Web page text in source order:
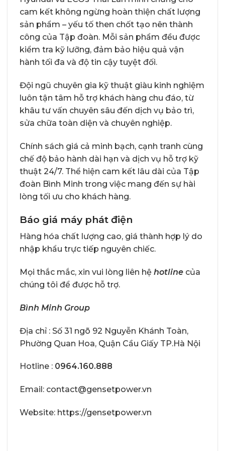
cam kết không ngừng hoàn thiện chất lượng
sản phẩm – yếu tố then chốt tạo nên thành
công của Tập đoàn. Mỗi sản phẩm đều được
kiểm tra kỹ lưỡng, đảm bảo hiệu quả vận
hành tối đa và độ tin cậy tuyệt đối.
Đội ngũ chuyên gia kỹ thuật giàu kinh nghiệm
luôn tận tâm hỗ trợ khách hàng chu đáo, từ
khâu tư vấn chuyên sâu đến dịch vụ bảo trì,
sửa chữa toàn diện và chuyên nghiệp.
Chính sách giá cả minh bạch, cạnh tranh cùng
chế độ bảo hành dài hạn và dịch vụ hỗ trợ kỹ
thuật 24/7. Thể hiện cam kết lâu dài của Tập
đoàn Bình Minh trong việc mang đến sự hài
lòng tối ưu cho khách hàng.
Báo giá máy phát điện
Hàng hóa chất lượng cao, giá thành hợp lý do
nhập khẩu trực tiếp nguyên chiếc.
Mọi thắc mắc, xin vui lòng liên hệ hotline của
chúng tôi để được hỗ trợ.
Bình Minh Group
Địa chỉ : Số 31 ngõ 92 Nguyễn Khánh Toàn,
Phường Quan Hoa, Quận Cầu Giấy TP.Hà Nội
Hotline : 0964.160.888
Email: contact@gensetpower.vn
Website: https://gensetpower.vn